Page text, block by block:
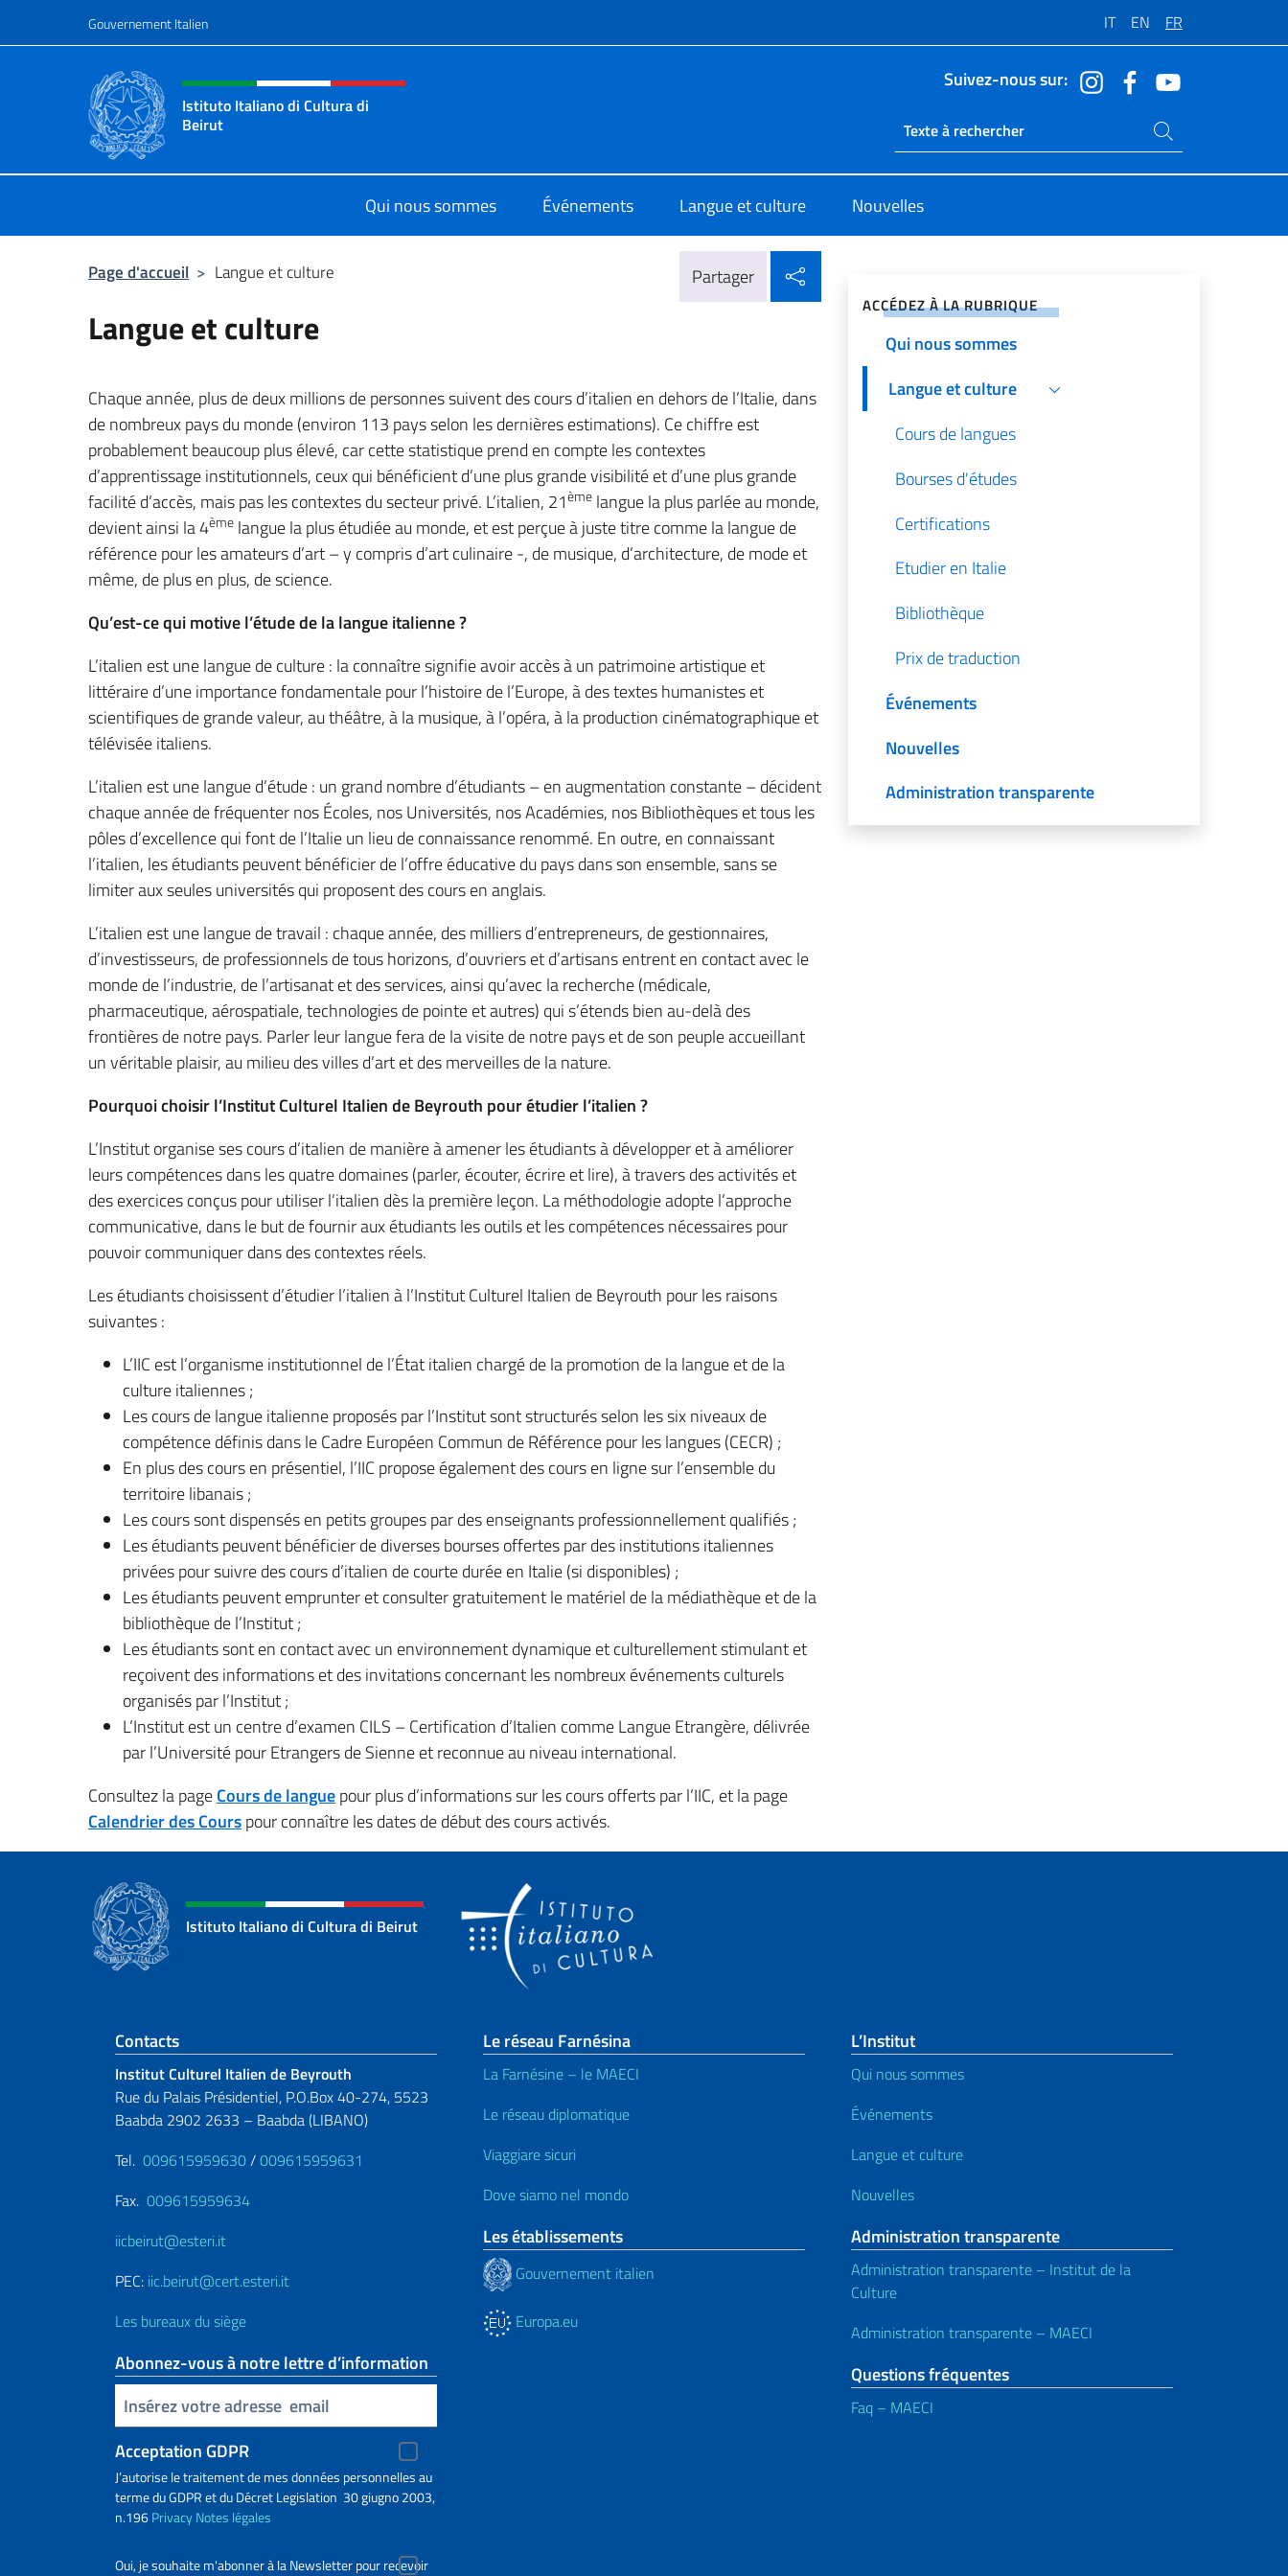
Gouvernement Italien IT EN FR
Site Web, social et en-tête de menu
Istituto Italiano di Cultura di
Beirut
Suivez-nous sur:
Ricerca sito live
Rechercher dans le site
Qui nous sommes Événements Langue et culture Nouvelles
Page d'accueil > Langue et culture Partager
Langue et culture
Chaque année, plus de deux millions de personnes suivent des cours d’italien en dehors de l’Italie, dans
de nombreux pays du monde (environ 113 pays selon les dernières estimations). Ce chiffre est
probablement beaucoup plus élevé, car cette statistique prend en compte les contextes
d’apprentissage institutionnels, ceux qui bénéficient d’une plus grande visibilité et d’une plus grande
facilité d’accès, mais pas les contextes du secteur privé. L’italien, 21ème langue la plus parlée au monde,
devient ainsi la 4ème langue la plus étudiée au monde, et est perçue à juste titre comme la langue de
référence pour les amateurs d’art – y compris d’art culinaire -, de musique, d’architecture, de mode et
même, de plus en plus, de science.
Qu’est-ce qui motive l’étude de la langue italienne ?
L’italien est une langue de culture : la connaître signifie avoir accès à un patrimoine artistique et
littéraire d’une importance fondamentale pour l’histoire de l’Europe, à des textes humanistes et
scientifiques de grande valeur, au théâtre, à la musique, à l’opéra, à la production cinématographique et
télévisée italiens.
L’italien est une langue d’étude : un grand nombre d’étudiants – en augmentation constante – décident
chaque année de fréquenter nos Écoles, nos Universités, nos Académies, nos Bibliothèques et tous les
pôles d’excellence qui font de l’Italie un lieu de connaissance renommé. En outre, en connaissant
l’italien, les étudiants peuvent bénéficier de l’offre éducative du pays dans son ensemble, sans se
limiter aux seules universités qui proposent des cours en anglais.
L’italien est une langue de travail : chaque année, des milliers d’entrepreneurs, de gestionnaires,
d’investisseurs, de professionnels de tous horizons, d’ouvriers et d’artisans entrent en contact avec le
monde de l’industrie, de l’artisanat et des services, ainsi qu’avec la recherche (médicale,
pharmaceutique, aérospatiale, technologies de pointe et autres) qui s’étends bien au-delà des
frontières de notre pays. Parler leur langue fera de la visite de notre pays et de son peuple accueillant
un véritable plaisir, au milieu des villes d’art et des merveilles de la nature.
Pourquoi choisir l’Institut Culturel Italien de Beyrouth pour étudier l’italien ?
L’Institut organise ses cours d’italien de manière à amener les étudiants à développer et à améliorer
leurs compétences dans les quatre domaines (parler, écouter, écrire et lire), à travers des activités et
des exercices conçus pour utiliser l’italien dès la première leçon. La méthodologie adopte l’approche
communicative, dans le but de fournir aux étudiants les outils et les compétences nécessaires pour
pouvoir communiquer dans des contextes réels.
Les étudiants choisissent d’étudier l’italien à l’Institut Culturel Italien de Beyrouth pour les raisons
suivantes :
L’IIC est l’organisme institutionnel de l’État italien chargé de la promotion de la langue et de la
culture italiennes ;
Les cours de langue italienne proposés par l’Institut sont structurés selon les six niveaux de
compétence définis dans le Cadre Européen Commun de Référence pour les langues (CECR) ;
En plus des cours en présentiel, l’IIC propose également des cours en ligne sur l’ensemble du
territoire libanais ;
Les cours sont dispensés en petits groupes par des enseignants professionnellement qualifiés ;
Les étudiants peuvent bénéficier de diverses bourses offertes par des institutions italiennes
privées pour suivre des cours d’italien de courte durée en Italie (si disponibles) ;
Les étudiants peuvent emprunter et consulter gratuitement le matériel de la médiathèque et de la
bibliothèque de l’Institut ;
Les étudiants sont en contact avec un environnement dynamique et culturellement stimulant et
reçoivent des informations et des invitations concernant les nombreux événements culturels
organisés par l’Institut ;
L’Institut est un centre d’examen CILS – Certification d’Italien comme Langue Etrangère, délivrée
par l’Université pour Etrangers de Sienne et reconnue au niveau international.
Consultez la pageCours de languepour plus d’informations sur les cours offerts par l’IIC, et la page
Calendrier des Courspour connaître les dates de début des cours activés.
ACCÉDEZ À LA RUBRIQUE
Home
Qui nous sommes
Langue et culture
Cours de langues
Bourses d'études
Certifications
Etudier en Italie
Bibliothèque
Prix ​​de traduction
Événements
Nouvelles
Administration transparente
Istituto Italiano di Cultura di Beirut
Section de pied de page
Contacts
Institut Culturel Italien de Beyrouth
Rue du Palais Présidentiel, P.O.Box 40-274, 5523
Baabda 2902 2633 – Baabda (LIBANO)
Tel. 009615959630/009615959631
Fax. 009615959634
iicbeirut@esteri.it
PEC: iic.beirut@cert.esteri.it
Les bureaux du siège
Abonnez-vous à notre lettre d’information
Insert your email
Acceptation GDPR
J’autorise le traitement de mes données personnelles au
terme du GDPR et du Décret Legislation 30 giugno 2003,
n.196PrivacyNotes légales
Oui, je souhaite m'abonner à la Newsletter pour recevoir
Le réseau Farnésina
La Farnésine – le MAECI
Le réseau diplomatique
Viaggiare sicuri
Dove siamo nel mondo
Les établissements
Gouvernement italien
Europa.eu
L’Institut
Qui nous sommes
Événements
Langue et culture
Nouvelles
Administration transparente
Administration transparente – Institut de la
Culture
Administration transparente – MAECI
Questions fréquentes
Faq – MAECI